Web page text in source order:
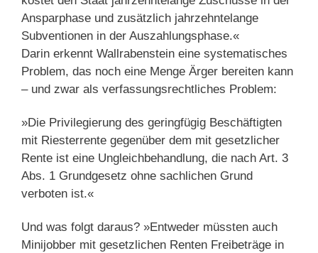
Ansparphase und zusätzlich jahrzehntelange
Subventionen in der Auszahlungsphase.«
Darin erkennt Wallrabenstein eine systematisches
Problem, das noch eine Menge Ärger bereiten kann
– und zwar als verfassungsrechtliches Problem:
»Die Privilegierung des geringfügig Beschäftigten
mit Riesterrente gegenüber dem mit gesetzlicher
Rente ist eine Ungleichbehandlung, die nach Art. 3
Abs. 1 Grundgesetz ohne sachlichen Grund
verboten ist.«
Und was folgt daraus? »Entweder müssten auch
Minijobber mit gesetzlichen Renten Freibeträge in